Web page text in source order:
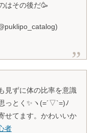
はその後だ🥳
見ずに体の比率を意識
っとく✨ヽ(=´▽`=)ﾉ
せてます。かわいいか
者